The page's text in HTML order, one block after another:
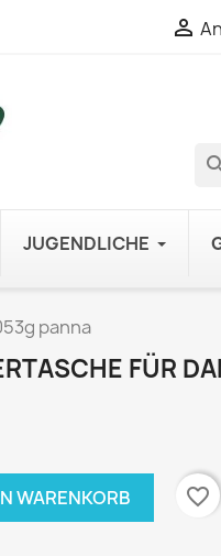

JUGENDLICHE
panna
FÜR
WARENKORB favorite_border